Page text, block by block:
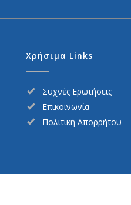
Χρήσιμα Links
Συχνές Ερωτήσεις
Επικοινωνία
Πολιτική Απορρήτου